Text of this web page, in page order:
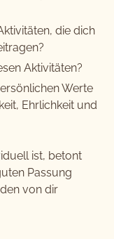
die dich
Aktivitäten?
Werte
Ehrlichkeit und
ist, betont
Passung
von dir